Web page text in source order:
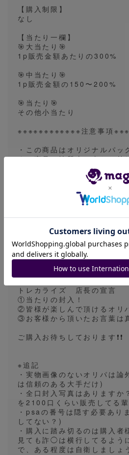
【購入制限】
なし
【当たり一欄】
🎯大当たり🎯
1p販売金額あたりの300%
🎯中当たり🎯
1p販売金額の150〜200%
🎯当たり🎯
その他小当たり
※※※※※※※※※※※※注意事項
・この商品はオリジナルパッ
す。商品の性質上、当たり外
で、返品、交換は受け付けて
の上ご購入ください。
・商品の中身(カード名含む)
ことは他のお客様へのご迷惑
さい。完売後であれば問題あ
・カードの相場はネット通販
フリマアプリ(売れている値
いております。
トレカライズ 店長の宣言
①当たりの封入！
②皆様が楽しんで頂けるオリ
③お客様から頂いたお言葉は
ご購入お待ちしております❗️❗️
※追記
・実物画像のないオリパは論
は信頼のある大手だけ)
・全口封入写真はあります
を2100口くらい販売してる
・psaの番号は隠す必要あり
してない？)
・購入に踏み切るのは購入者
見ても詐◯は横行してるよう
で、ある程度は自衛しましょ